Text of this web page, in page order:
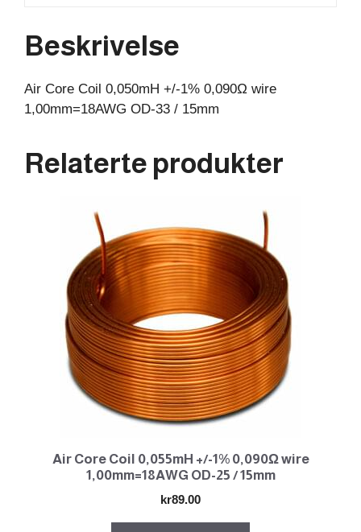
antall
Beskrivelse
Air Core Coil 0,050mH +/-1% 0,090Ω wire
1,00mm=18AWG OD-33 / 15mm
Relaterte produkter
Air Core Coil 0,055mH +/-1% 0,090Ω wire
1,00mm=18AWG OD-25 / 15mm
kr89.00